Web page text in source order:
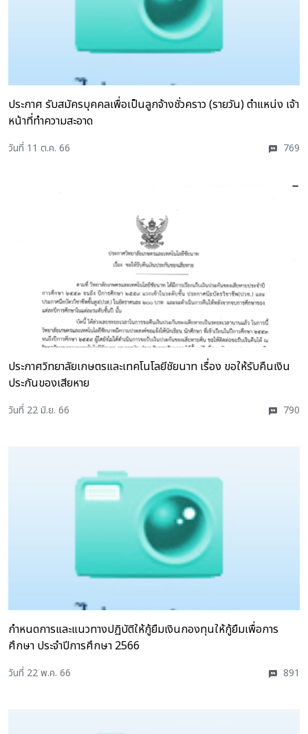
ประกาศ รับสมัครบุคคลเพื่อเป็นลูกจ้างชั่วคราว (รายวัน) ตำแหน่ง เจ้า
หน้าที่ทำความสะอาด
วันที่ 11 ต.ค. 66 769
ประกาศวิทยาลัยเกษตรและเทคโนโลยีชัยนาท เรื่อง ขอให้รับคืนเงิน
ประกันของเสียหาย
วันที่ 22 มิ.ย. 66 790
กำหนดการและแนวทางปฏิบัติให้กู้ยืมเงินกองทุนให้กู้ยืมเพื่อการ
ศึกษา ประจำปีการศึกษา 2566
วันที่ 22 พ.ค. 66 891